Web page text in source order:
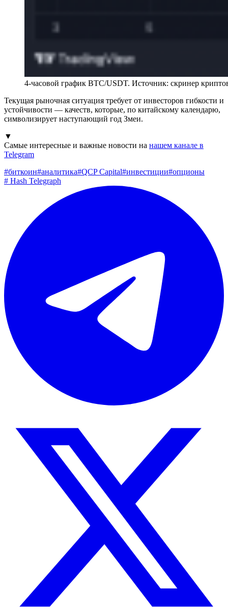
4-часовой график BTC/USDT. Источник: скринер
Текущая рыночная ситуация требует от инвесторов гибкости и
устойчивости — качеств, которые, по китайскому календарю,
символизирует наступающий год Змеи.
▼
Самые интересные и важные новости на нашем канале в
Telegram
#биткоин#аналитика#QCP Capital#инвестиции#опционы
# Hash Telegraph